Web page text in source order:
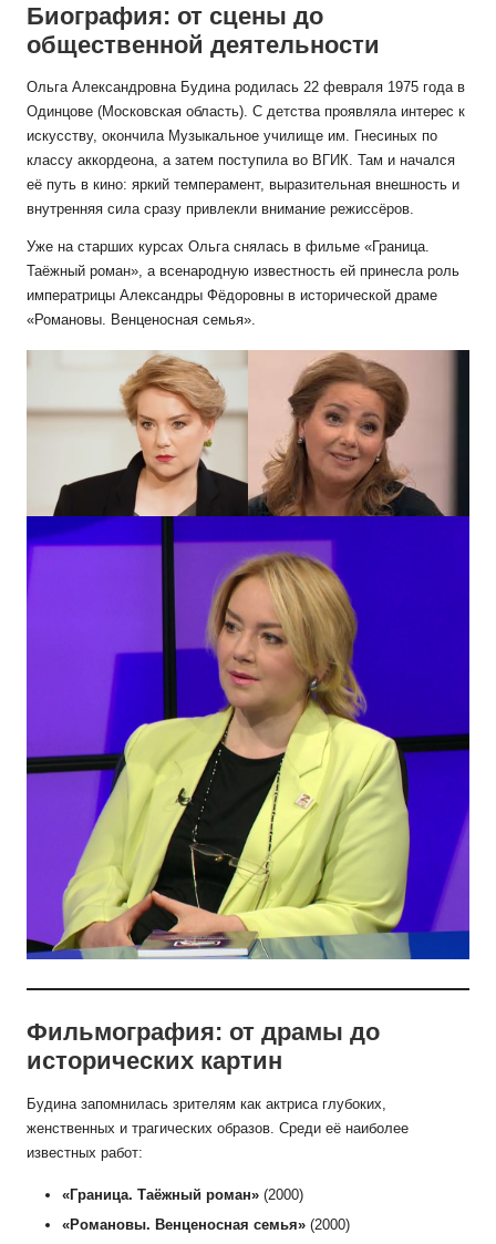
Биография: от сцены до
общественной деятельности
Ольга Александровна Будина родилась 22 февраля 1975 года в
Одинцове (Московская область). С детства проявляла интерес к
искусству, окончила Музыкальное училище им. Гнесиных по
классу аккордеона, а затем поступила во ВГИК. Там и начался
её путь в кино: яркий темперамент, выразительная внешность и
внутренняя сила сразу привлекли внимание режиссёров.
Уже на старших курсах Ольга снялась в фильме «Граница.
Таёжный роман», а всенародную известность ей принесла роль
императрицы Александры Фёдоровны в исторической драме
«Романовы. Венценосная семья».
Фильмография: от драмы до
исторических картин
Будина запомнилась зрителям как актриса глубоких,
женственных и трагических образов. Среди её наиболее
известных работ:
«Граница. Таёжный роман» (2000)
«Романовы. Венценосная семья» (2000)